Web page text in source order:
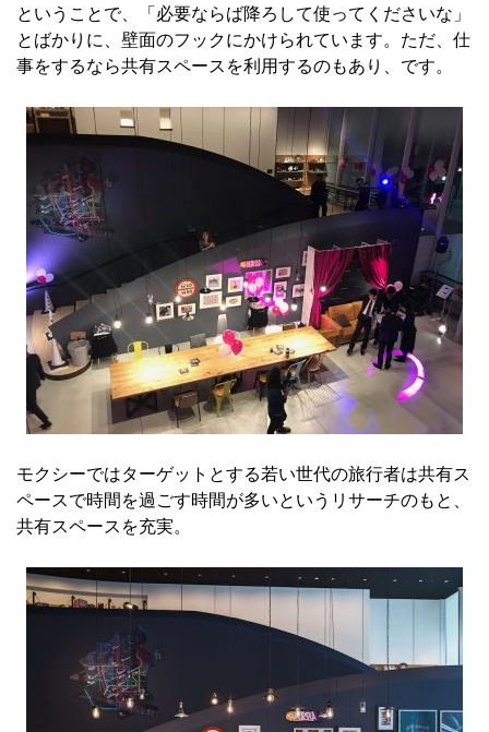
ということで、「必要ならば降ろして使ってくださいな」
とばかりに、壁面のフックにかけられています。ただ、仕
事をするなら共有スペースを利用するのもあり、です。
モクシーではターゲットとする若い世代の旅行者は共有ス
ペースで時間を過ごす時間が多いというリサーチのもと、
共有スペースを充実。